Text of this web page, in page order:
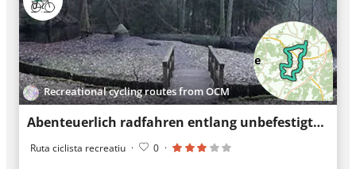
Recreational cycling routes from OCM
Abenteuerlich radfahren entlang unbefestigter Wege in Soltau
Ruta ciclista recreatiu · 0 ·